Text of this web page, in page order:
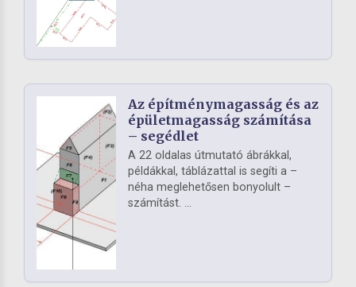
Az építménymagasság és az
épületmagasság számítása
– segédlet
A 22 oldalas útmutató ábrákkal,
példákkal, táblázattal is segíti a –
néha meglehetősen bonyolult –
számítást. ...